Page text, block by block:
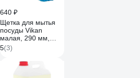
640 ₽
Щетка для мытья
посуды Vikan
малая, 290 мм,
средний ворс,
синий 42873
5(3)